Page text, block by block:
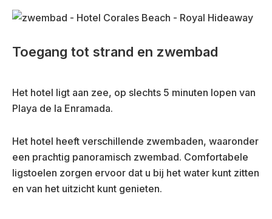
Toegang tot strand en zwembad
Het hotel ligt aan zee, op slechts 5 minuten lopen van
Playa de la Enramada.
Het hotel heeft verschillende zwembaden, waaronder
een prachtig panoramisch zwembad. Comfortabele
ligstoelen zorgen ervoor dat u bij het water kunt zitten
en van het uitzicht kunt genieten.